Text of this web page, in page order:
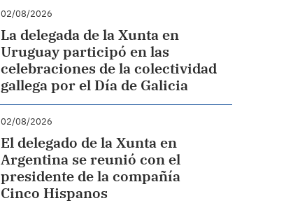
02/08/2026
La delegada de la Xunta en
Uruguay participó en las
celebraciones de la colectividad
gallega por el Día de Galicia
02/08/2026
El delegado de la Xunta en
Argentina se reunió con el
presidente de la compañía
Cinco Hispanos